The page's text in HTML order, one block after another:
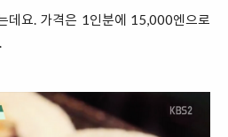
데요. 가격은 1인분에 15,000엔으로